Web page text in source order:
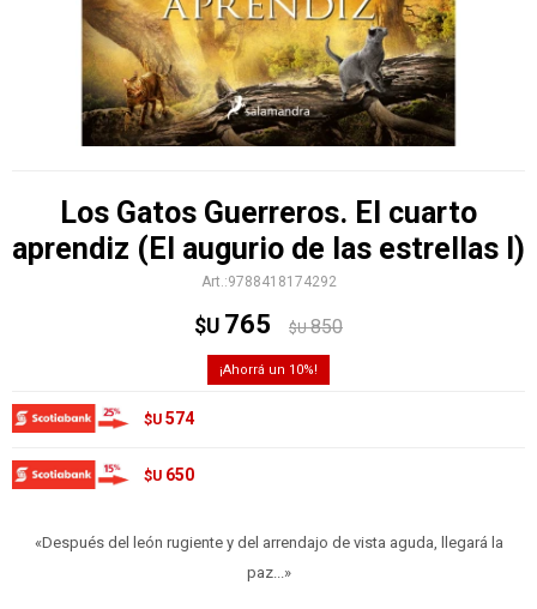
Los Gatos Guerreros. El cuarto
aprendiz (El augurio de las estrellas I)
9788418174292
$U 765 $U 850
10
$U 574
$U 650
«Después del león rugiente y del arrendajo de vista aguda, llegará la
paz...»